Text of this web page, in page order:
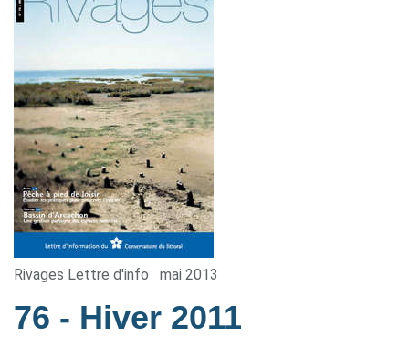
Rivages Lettre d'info mai 2013
76 - Hiver 2011